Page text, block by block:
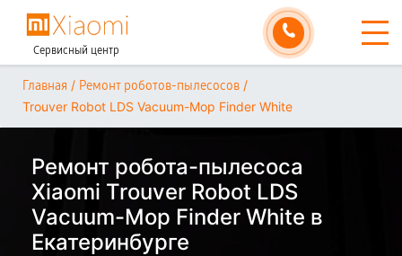
Сервисный центр
Главная / Ремонт роботов-пылесосов /
Trouver Robot LDS Vacuum-Mop Finder White
Ремонт робота-пылесоса
Xiaomi Trouver Robot LDS
Vacuum-Mop Finder White в
Екатеринбурге